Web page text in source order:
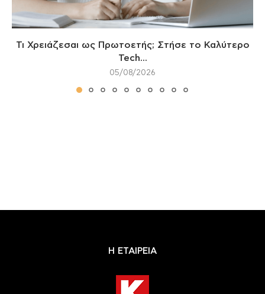
Τι Χρειάζεσαι ως Πρωτοετής; Στήσε το Καλύτερο
Tech...
05/08/2026
Η ΕΤΑΙΡΕΙΑ